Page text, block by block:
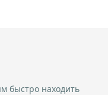
быстро находить